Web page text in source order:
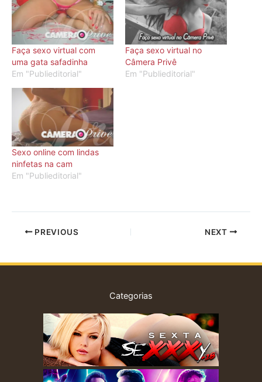
Faça sexo virtual com
uma gata safadinha
Em "Publieditorial"
Faça sexo virtual no
Câmera Privê
Em "Publieditorial"
Sexo online com lindas
ninfetas na cam
Em "Publieditorial"
PREVIOUS NEXT
Categorias